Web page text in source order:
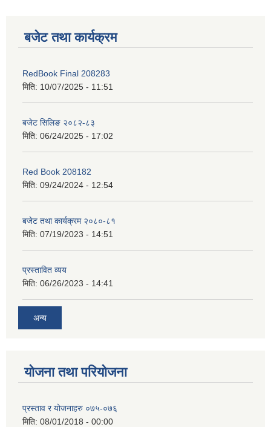
बजेट तथा कार्यक्रम
RedBook Final 208283
मिति: 10/07/2025 - 11:51
बजेट सिलिङ २०८२-८३
मिति: 06/24/2025 - 17:02
Red Book 208182
मिति: 09/24/2024 - 12:54
बजेट तथा कार्यक्रम २०८०-८१
मिति: 07/19/2023 - 14:51
प्रस्तावित व्यय
मिति: 06/26/2023 - 14:41
अन्य
योजना तथा परियोजना
प्रस्ताव र योजनाहरु ०७५-०७६
मिति: 08/01/2018 - 00:00